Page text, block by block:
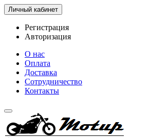
Личный кабинет
Регистрация
Авторизация
О нас
Оплата
Доставка
Сотрудничество
Контакты